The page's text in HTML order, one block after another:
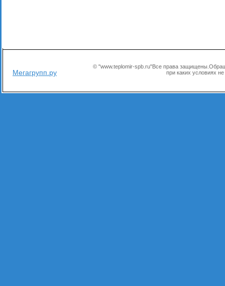
Мегагрупп.ру
© "www.teplomir-spb.ru"Все права
при каких условиях